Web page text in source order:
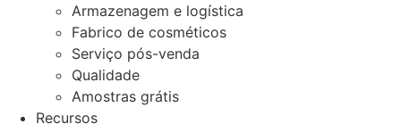
Armazenagem e logística
Fabrico de cosméticos
Serviço pós-venda
Qualidade
Amostras grátis
Recursos